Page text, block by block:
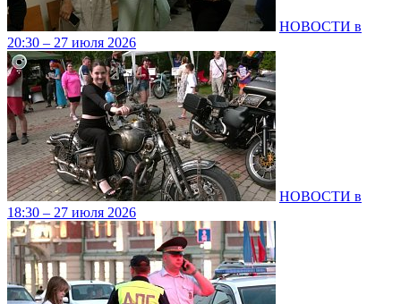
НОВОСТИ в
20:30 – 27 июля 2026
НОВОСТИ в
18:30 – 27 июля 2026